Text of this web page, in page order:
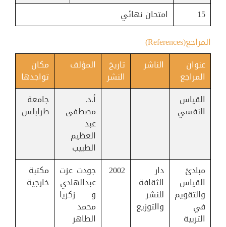
15
امتحان نهائي
المراجع(References)
عنوان
المراجع
الناشر تاريخ
النشر
المؤلف مكان
تواجدها
القياس
النفسي
أ.د.
مصطفى
عبد
العظيم
الطبيب
جامعة
طرابلس
مبادىْ
القياس
والتقويم
في
التربية
دار
الثقافة
للنشر
والتوزيع
2002 جودت عزت
عبدالهادي
و زكريا
محمد
الطاهر
مكتبة
خارجية